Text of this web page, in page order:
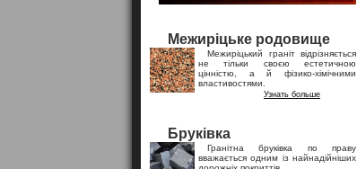
Межиріцьке родовище
Межиріцький граніт відрізняється
не тільки своєю естетичною
цінністю, а й фізико-хімічними
властивостями.
Узнать больше
Бруківка
Гранітна бруківка по праву
вважається одним із найнадійніших